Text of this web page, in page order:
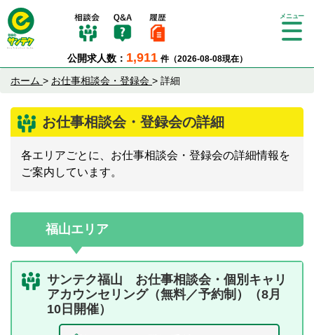
公開求人数： 1,911 件（2026-08-08現在）
Tog
ホーム > お仕事相談会・登録会 > 詳細
お仕事相談会・登録会の詳細
各エリアごとに、お仕事相談会・登録会の詳細情報を
ご案内しています。
福山エリア
サンテク福山 お仕事相談会・個別キャリ
アカウンセリング（無料／予約制）（8月
10日開催）